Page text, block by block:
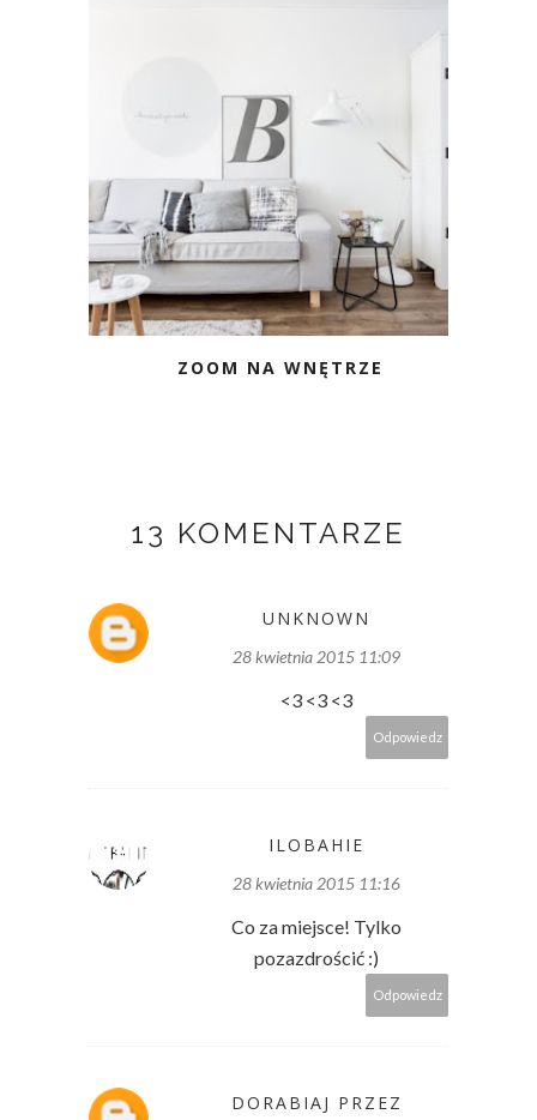
ZOOM NA WNĘTRZE
13 KOMENTARZE
UNKNOWN
28 kwietnia 2015 11:09
<3 <3 <3
Odpowiedz
ILOBAHIE
28 kwietnia 2015 11:16
Co za miejsce! Tylko
pozazdrościć :)
Odpowiedz
DORABIAJ PRZEZ